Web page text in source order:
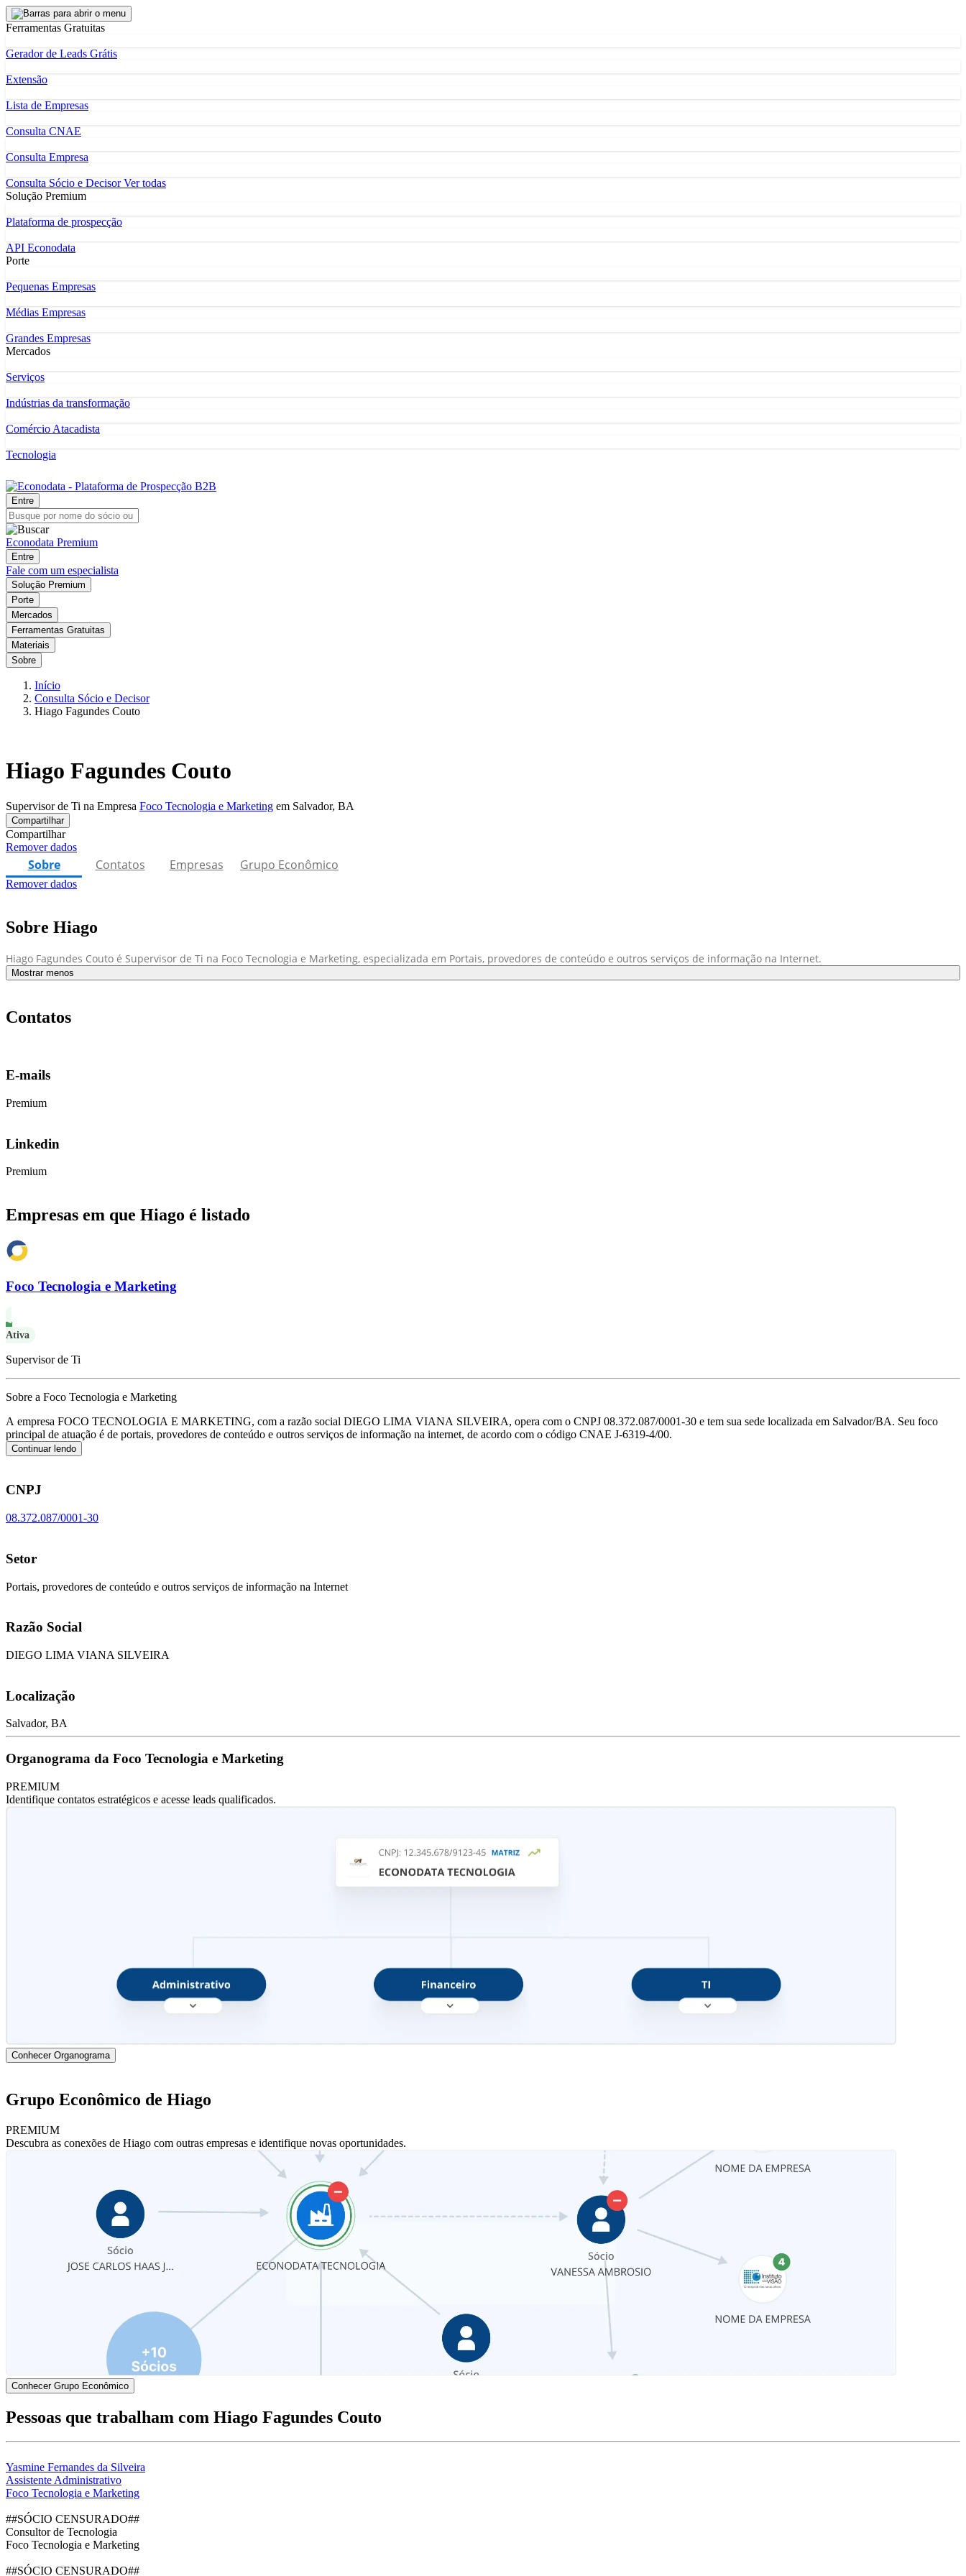
Ferramentas Gratuitas
Gerador de Leads Grátis
Extensão
Lista de Empresas
Consulta CNAE
Consulta Empresa
Consulta Sócio e DecisorVer todas
Solução Premium
Plataforma de prospecção
API Econodata
Porte
Pequenas Empresas
Médias Empresas
Grandes Empresas
Mercados
Serviços
Indústrias da transformação
Comércio Atacadista
Tecnologia
Entre
Econodata Premium
Entre
Fale com um especialista
Solução Premium
Porte
Mercados
Ferramentas Gratuitas
Materiais
Sobre
Início
Consulta Sócio e Decisor
Hiago Fagundes Couto
Hiago Fagundes Couto
Supervisor de Ti na Empresa Foco Tecnologia e Marketing em Salvador, BA
Compartilhar
Compartilhar
Remover dados
Sobre Contatos Empresas Grupo Econômico
Remover dados
Sobre Hiago
Hiago Fagundes Couto é Supervisor de Ti na Foco Tecnologia e Marketing, especializada em Portais, provedores de conteúdo e outros serviços de informação na Internet.
Mostrar menos
Contatos
E-mails
Premium
Linkedin
Premium
Empresas em que Hiago é listado
Foco Tecnologia e Marketing
Ativa
Supervisor de Ti
Sobre a Foco Tecnologia e Marketing
A empresa FOCO TECNOLOGIA E MARKETING, com a razão social DIEGO LIMA VIANA SILVEIRA, opera com o CNPJ 08.372.087/0001-30 e tem sua sede localizada em Salvador/BA. Seu foco
principal de atuação é de portais, provedores de conteúdo e outros serviços de informação na internet, de acordo com o código CNAE J-6319-4/00.
Continuar lendo
CNPJ
08.372.087/0001-30
Setor
Portais, provedores de conteúdo e outros serviços de informação na Internet
Razão Social
DIEGO LIMA VIANA SILVEIRA
Localização
Salvador, BA
Organograma da Foco Tecnologia e Marketing
PREMIUM
Identifique contatos estratégicos e acesse leads qualificados.
Conhecer Organograma
Grupo Econômico de Hiago
PREMIUM
Descubra as conexões de Hiago com outras empresas e identifique novas oportunidades.
Conhecer Grupo Econômico
Pessoas que trabalham com Hiago Fagundes Couto
Yasmine Fernandes da Silveira
Assistente Administrativo
Foco Tecnologia e Marketing
##SÓCIO CENSURADO##
Consultor de Tecnologia
Foco Tecnologia e Marketing
##SÓCIO CENSURADO##